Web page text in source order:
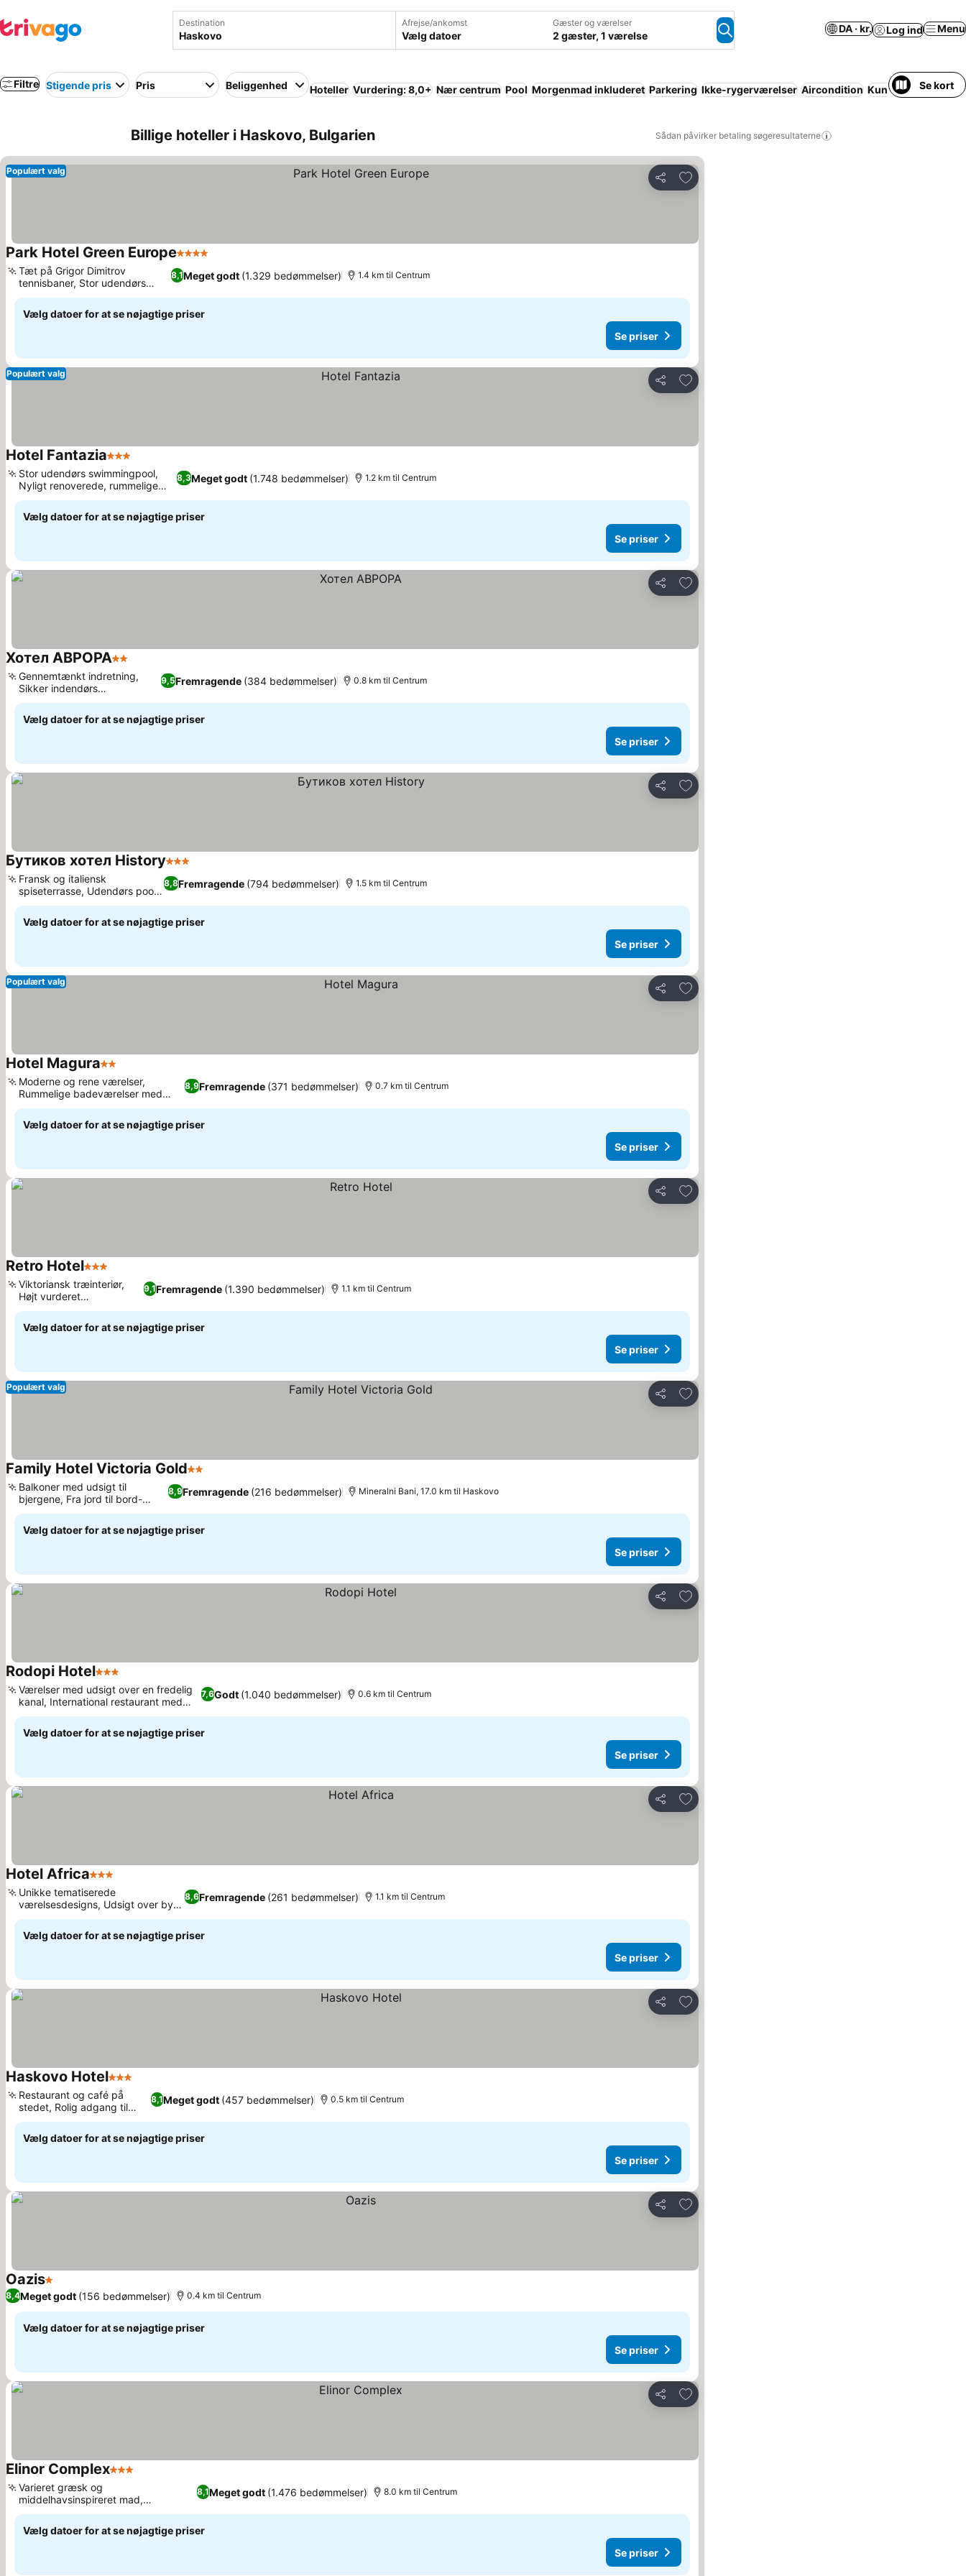
Destination Afrejse/ankomst
Vælg datoer
Gæster og værelser
2 gæster, 1 værelse
DA · kr. Log ind Menu
Filtre Stigende pris Pris Beliggenhed Hoteller Vurdering: 8,0+ Nær centrum Pool Morgenmad inkluderet Parkering Ikke-rygerværelser Aircondition Kun for voksne
Se kort
Billige hoteller i Haskovo, Bulgarien Sådan påvirker betaling søgeresultaterne
Del
Føj til favoritter
Populært valg
Park Hotel Green Europe4 Stjerner
8,1Meget godt (1.329 bedømmelser)
Tæt på Grigor Dimitrov
tennisbaner, Stor udendørs
swimmingpool
1.4 km til Centrum
Vælg datoer for at se nøjagtige priser
Se priser
Del
Føj til favoritter
Populært valg
Hotel Fantazia3 Stjerner
8,3Meget godt (1.748 bedømmelser)
Stor udendørs swimmingpool,
Nyligt renoverede, rummelige
værelser
1.2 km til Centrum
Vælg datoer for at se nøjagtige priser
Se priser
Del
Føj til favoritter
Хотел АВРОРА2 Stjerner
9,5Fremragende (384 bedømmelser)
Gennemtænkt indretning,
Sikker indendørs
cykelopbevaring
0.8 km til Centrum
Vælg datoer for at se nøjagtige priser
Se priser
Del
Føj til favoritter
Бутиков хотел History3 Stjerner
8,8Fremragende (794 bedømmelser)
Fransk og italiensk
spiseterrasse, Udendørs pool
og haveoase
1.5 km til Centrum
Vælg datoer for at se nøjagtige priser
Se priser
Del
Føj til favoritter
Populært valg
Hotel Magura2 Stjerner
8,9Fremragende (371 bedømmelser)
Moderne og rene værelser,
Rummelige badeværelser med
moderne udstyr
0.7 km til Centrum
Vælg datoer for at se nøjagtige priser
Se priser
Del
Føj til favoritter
Retro Hotel3 Stjerner
9,1Fremragende (1.390 bedømmelser)
Viktoriansk træinteriør,
Højt vurderet
restaurantmad
1.1 km til Centrum
Vælg datoer for at se nøjagtige priser
Se priser
Del
Føj til favoritter
Populært valg
Family Hotel Victoria Gold2 Stjerner
8,9Fremragende (216 bedømmelser)
Balkoner med udsigt til
bjergene, Fra jord til bord-
spiseoplevelse
Mineralni Bani, 17.0 km til Haskovo
Vælg datoer for at se nøjagtige priser
Se priser
Del
Føj til favoritter
Rodopi Hotel3 Stjerner
7,6Godt (1.040 bedømmelser)
Værelser med udsigt over en fredelig
kanal, International restaurant med
have
0.6 km til Centrum
Vælg datoer for at se nøjagtige priser
Se priser
Del
Føj til favoritter
Hotel Africa3 Stjerner
8,6Fremragende (261 bedømmelser)
Unikke tematiserede
værelsesdesigns, Udsigt over byen
fra privat terrasse
1.1 km til Centrum
Vælg datoer for at se nøjagtige priser
Se priser
Del
Føj til favoritter
Haskovo Hotel3 Stjerner
8,1Meget godt (457 bedømmelser)
Restaurant og café på
stedet, Rolig adgang til
haven
0.5 km til Centrum
Vælg datoer for at se nøjagtige priser
Se priser
Del
Føj til favoritter
Oazis1 Stjerner
8,4Meget godt (156 bedømmelser) 0.4 km til Centrum
Vælg datoer for at se nøjagtige priser
Se priser
Del
Føj til favoritter
Elinor Complex3 Stjerner
8,1Meget godt (1.476 bedømmelser)
Varieret græsk og
middelhavsinspireret mad,
Sæsonåben udendørs swimmingpool
8.0 km til Centrum
Vælg datoer for at se nøjagtige priser
Se priser